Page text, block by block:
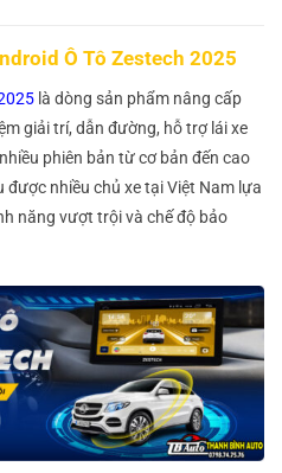
Ô Tô Zestech 2025
là dòng sản phẩm nâng cấp
giải trí, dẫn đường, hỗ trợ lái xe
phiên bản từ cơ bản đến cao
được nhiều chủ xe tại Việt Nam lựa
năng vượt trội và chế độ bảo